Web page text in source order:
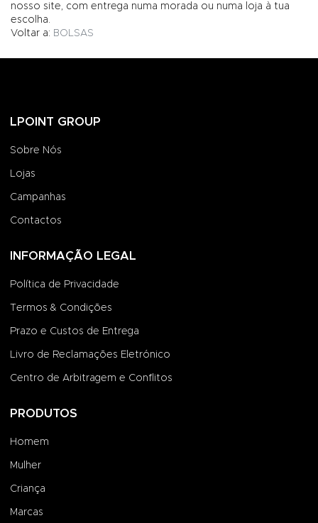
nosso site, com entrega numa morada ou numa loja à tua
escolha.
Voltar a: BOLSAS
LPOINT GROUP
Sobre Nós
Lojas
Campanhas
Contactos
INFORMAÇÃO LEGAL
Política de Privacidade
Termos & Condições
Prazo e Custos de Entrega
Livro de Reclamações Eletrónico
Centro de Arbitragem e Conflitos
PRODUTOS
Homem
Mulher
Criança
Marcas